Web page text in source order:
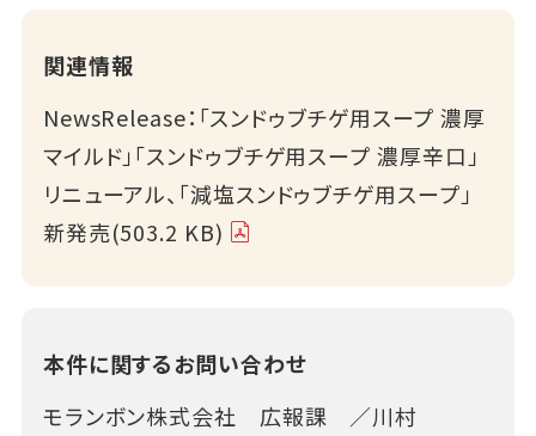
関連情報
NewsRelease：「スンドゥブチゲ用スープ 濃厚
マイルド」「スンドゥブチゲ用スープ 濃厚辛口」
リニューアル、「減塩スンドゥブチゲ用スープ」
新発売(503.2 KB)
本件に関するお問い合わせ
モランボン株式会社 広報課 ／川村